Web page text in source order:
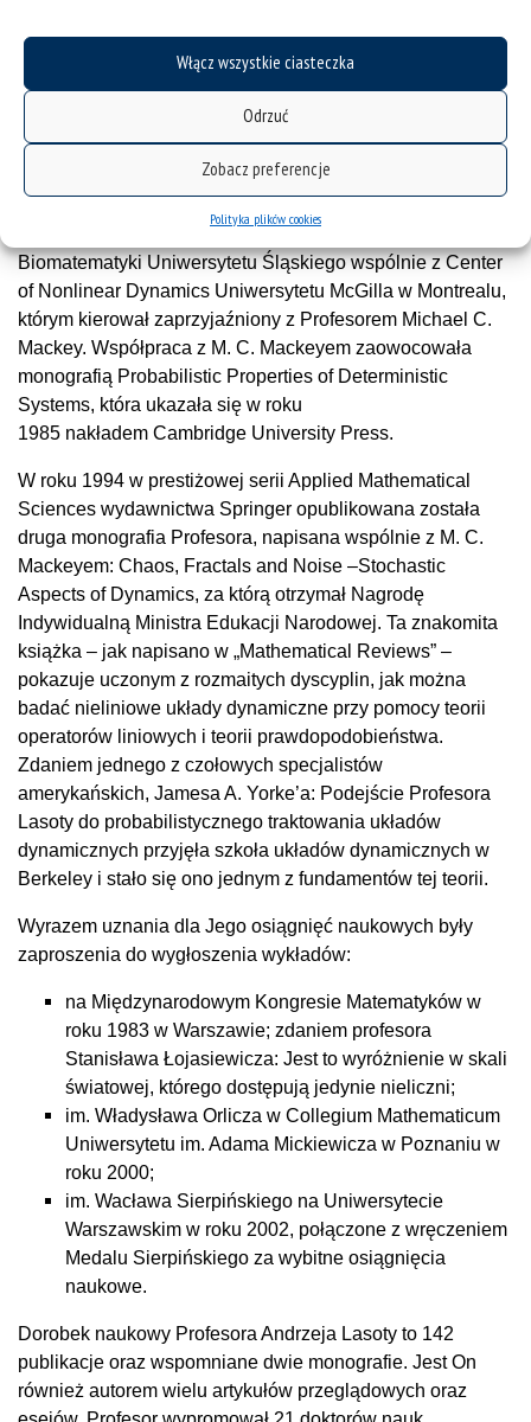
Włącz wszystkie ciasteczka
Odrzuć
Zobacz preferencje
Polityka plików cookies
badanego przez nas równania różniczkowego, pomogła w
istotny sposób kilku pacjentom z anemią polekową. Jeżeli
nawet w minimalnym stopniu moja praca się do tego
przyczyniła, to może jest to najwartościowsza rzecz, jaką w
Biomatematyki Uniwersytetu Śląskiego wspólnie z Center
of Nonlinear Dynamics Uniwersytetu McGilla w Montrealu,
którym kierował zaprzyjaźniony z Profesorem Michael C.
Mackey. Współpraca z M. C. Mackeyem zaowocowała
monografią Probabilistic Properties of Deterministic
Systems, która ukazała się w roku
1985 nakładem Cambridge University Press.
W roku 1994 w prestiżowej serii Applied Mathematical
Sciences wydawnictwa Springer opublikowana została
druga monografia Profesora, napisana wspólnie z M. C.
Mackeyem: Chaos, Fractals and Noise –Stochastic
Aspects of Dynamics, za którą otrzymał Nagrodę
Indywidualną Ministra Edukacji Narodowej. Ta znakomita
książka – jak napisano w „Mathematical Reviews” –
pokazuje uczonym z rozmaitych dyscyplin, jak można
badać nieliniowe układy dynamiczne przy pomocy teorii
operatorów liniowych i teorii prawdopodobieństwa.
Zdaniem jednego z czołowych specjalistów
amerykańskich, Jamesa A. Yorke’a: Podejście Profesora
Lasoty do probabilistycznego traktowania układów
dynamicznych przyjęła szkoła układów dynamicznych w
Berkeley i stało się ono jednym z fundamentów tej teorii.
Wyrazem uznania dla Jego osiągnięć naukowych były
zaproszenia do wygłoszenia wykładów:
na Międzynarodowym Kongresie Matematyków w
roku 1983 w Warszawie; zdaniem profesora
Stanisława Łojasiewicza: Jest to wyróżnienie w skali
światowej, którego dostępują jedynie nieliczni;
im. Władysława Orlicza w Collegium Mathematicum
Uniwersytetu im. Adama Mickiewicza w Poznaniu w
roku 2000;
im. Wacława Sierpińskiego na Uniwersytecie
Warszawskim w roku 2002, połączone z wręczeniem
Medalu Sierpińskiego za wybitne osiągnięcia
naukowe.
Dorobek naukowy Profesora Andrzeja Lasoty to 142
publikacje oraz wspomniane dwie monografie. Jest On
również autorem wielu artykułów przeglądowych oraz